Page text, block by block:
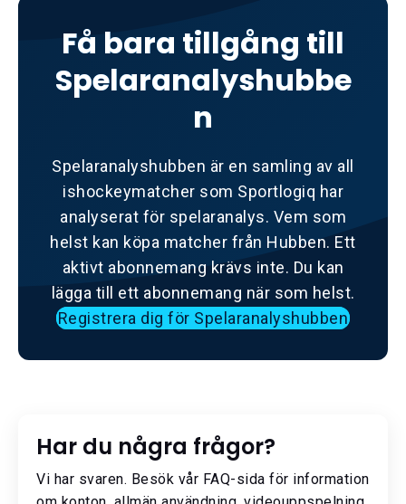
Få bara tillgång till
Spelaranalyshubbe
n
Spelaranalyshubben är en samling av all
ishockeymatcher som Sportlogiq har
analyserat för spelaranalys. Vem som
helst kan köpa matcher från Hubben. Ett
aktivt abonnemang krävs inte. Du kan
lägga till ett abonnemang när som helst.
Registrera dig för Spelaranalyshubben
Har du några frågor?
Vi har svaren. Besök vår FAQ-sida för information